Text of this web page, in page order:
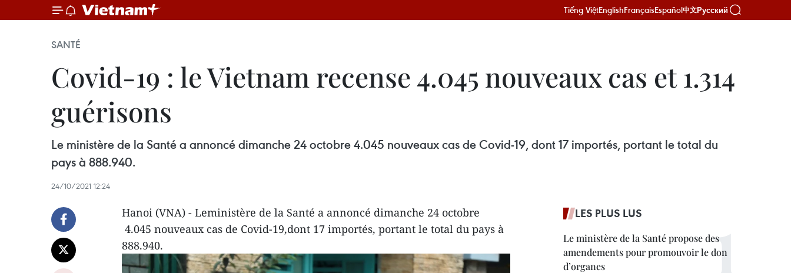
Tiếng ViệtEnglishFrançaisEspañol中文Русский
SANTÉ
Covid-19 : le Vietnam recense 4.045 nouveaux cas et 1.314
guérisons
Le ministère de la Santé a annoncé dimanche 24 octobre 4.045 nouveaux cas de Covid-19, dont 17 importés, portant le total du
pays à 888.940.
24/10/2021 12:24
Hanoi (VNA) - Leministère de la Santé a annoncé dimanche 24 octobre
4.045 nouveaux cas de Covid-19,dont 17 importés, portant le total du pays à
888.940.
LES PLUS LUS
Le ministère de la Santé propose des
amendements pour promouvoir le don
d’organes